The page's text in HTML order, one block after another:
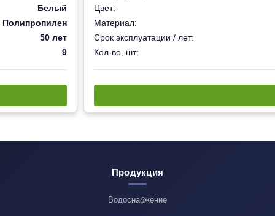
Белый
Полипропилен
50 лет
9
Цвет:
Материал:
Срок эксплуатации / лет:
Кол-во, шт:
Продукция
Водоснабжение